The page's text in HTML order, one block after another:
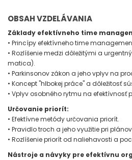
OBSAH VZDELÁVANIA
Základy efektívneho time
• Princípy efektívneho time
• Rozlíšenie medzi dôležitými a
matica).
• Parkinsonov zákon a jeho vplyv na
• Koncept "hlbokej práce" a dôležitosť
• Vplyv osobného rytmu na efektívnosť
Určovanie priorít:
• Efektívne metódy určovania priorít.
• Pravidlo troch a jeho využitie pri
• Rozlíšenie priorít od naliehavosti a
Nástroje a návyky pre efektívnu